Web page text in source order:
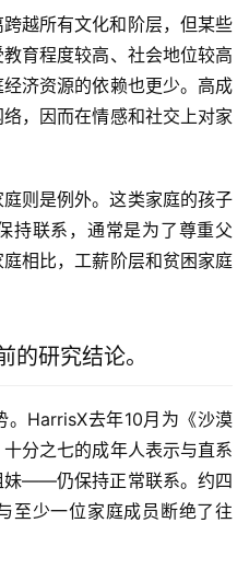
越所有文化和阶层，但某些
育程度较高、社会地位较高
济资源的依赖也更少。高成
，因而在情感和社交上对家
则是例外。这类家庭的孩子
持联系，通常是为了尊重父
相比，工薪阶层和贫困家庭
的研究结论。
。HarrisX去年10月为《沙漠
分之七的成年人表示与直系
——仍保持正常联系。约四
至少一位家庭成员断绝了往